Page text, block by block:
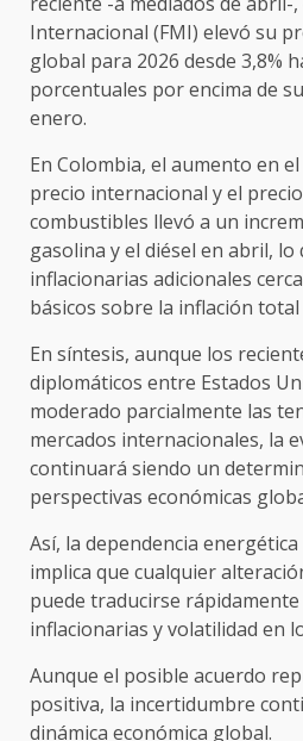
Internacional (FMI) elevó su
global para 2026 desde 3,8%
porcentuales por encima de
enero.
En Colombia, el aumento en
precio internacional y el
combustibles llevó a un
gasolina y el diésel en abril,
inflacionarias adicionales
básicos sobre la inflación total
En síntesis, aunque los
diplomáticos entre Estados
moderado parcialmente las
mercados internacionales, la
continuará siendo un
perspectivas económicas
Así, la dependencia
implica que cualquier
puede traducirse
inflacionarias y volatilidad en
Aunque el posible acuerdo
positiva, la incertidumbre
dinámica económica global.